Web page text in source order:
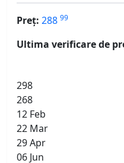
Preț: 288 99
Ultima verificare de
298
268
12 Feb
22 Mar
29 Apr
06 Jun